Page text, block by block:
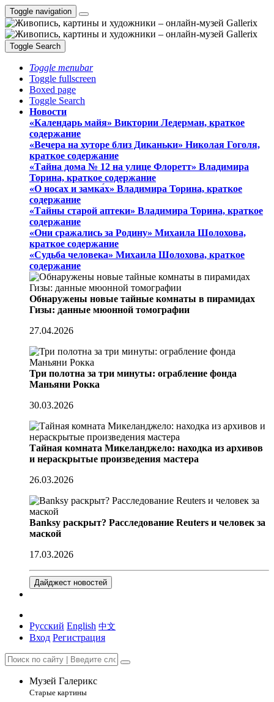
Toggle navigation
Toggle Search
Toggle menubar
Toggle fullscreen
Boxed page
Toggle Search
Новости
«Календарь майя» Виктории Ледерман, краткое
содержание
«Вечера на хуторе близ Диканьки» Николая Гоголя,
краткое содержание
«Тайна дома № 12 на улице Флоретт» Владимира
Торина, краткое содержание
«О носах и замка́х» Владимира Торина, краткое
содержание
«Тайны старой аптеки» Владимира Торина, краткое
содержание
«Они сражались за Родину» Михаила Шолохова,
краткое содержание
«Судьба человека» Михаила Шолохова, краткое
содержание
Обнаружены новые тайные комнаты в пирамидах
Гизы: данные мюонной томографии
27.04.2026
Три полотна за три минуты: ограбление фонда
Маньяни Рокка
30.03.2026
Тайная комната Микеланджело: находка из архивов
и нераскрытые произведения мастера
26.03.2026
Banksy раскрыт? Расследование Reuters и человек за
маской
17.03.2026
Дайджест новостей
Русский English 中文
Вход Регистрация
Музей Галерикс
Старые картины